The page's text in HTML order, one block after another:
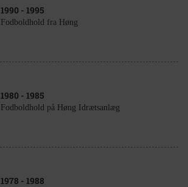
1990 - 1995
Fodboldhold fra Høng
1980 - 1985
Fodboldhold på Høng Idrætsanlæg
1978 - 1988